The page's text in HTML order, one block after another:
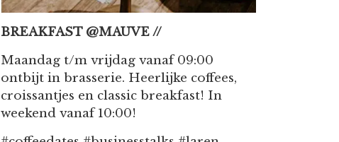
BREAKFAST @MAUVE //
Maandag t/m vrijdag vanaf 09:00
ontbijt in brasserie. Heerlijke coffees,
croissantjes en classic breakfast! In
weekend vanaf 10:00!